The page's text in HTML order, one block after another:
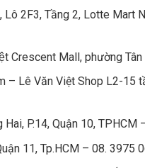
2F3, Tầng 2, Lotte Mart
Crescent Mall, phường
– Lê Văn Việt Shop L2-15
Hai, P.14, Quận 10, TPHCM
11, Tp.HCM – 08. 3975